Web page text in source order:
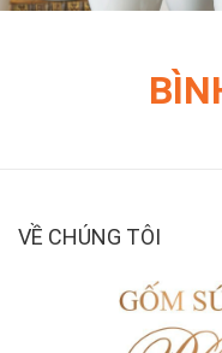
VỀ CHÚNG TÔI